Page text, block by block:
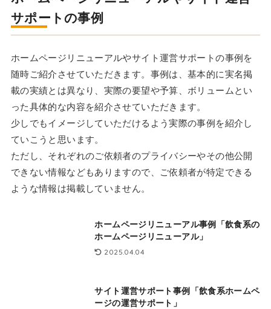
サポートの事例
ホームページリニューアルやサイト運営サポートの事例を
随時ご紹介させていただきます。事例は、基本的に実名掲
載の実績とは異なり、実際の要望や予算、ボリュームとい
った具体的な内容を紹介させていただきます。
少しでもイメージしていただけるよう実際の事例を紹介し
ていこうと思います。
ただし、それぞれのご依頼者のプライバシーやその他公開
できない情報などもありますので、ご依頼者が特定できる
ような情報は掲載していません。
ホームページリニューアル事例「飲食系の
ホームページリニューアル」
2025.04.04
サイト運営サポート事例「飲食系ホームペ
ージの運営サポート」